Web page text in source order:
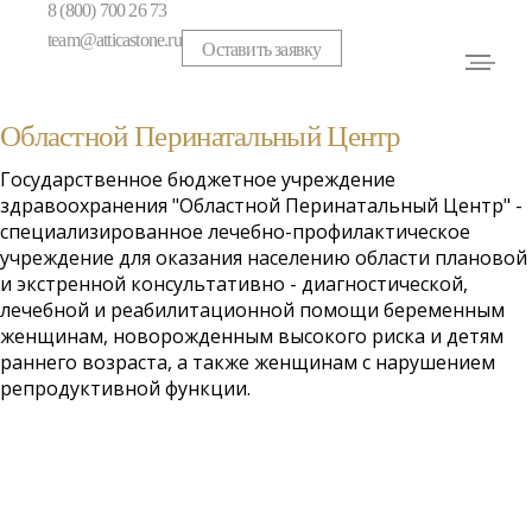
8 (800) 700 26 73
team@atticastone.ru
Оставить заявку
Областной Перинатальный Центр
Государственное бюджетное учреждение
здравоохранения "Областной Перинатальный Центр" -
специализированное лечебно-профилактическое
учреждение для оказания населению области плановой
и экстренной консультативно - диагностической,
лечебной и реабилитационной помощи беременным
женщинам, новорожденным высокого риска и детям
раннего возраста, а также женщинам с нарушением
репродуктивной функции.